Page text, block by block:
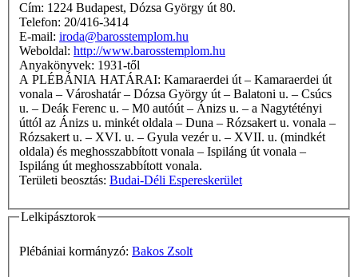
Cím: 1224 Budapest, Dózsa György út 80.
Telefon: 20/416-3414
E-mail: iroda@barosstemplom.hu
Weboldal: http://www.barosstemplom.hu
Anyakönyvek: 1931-től
A PLÉBÁNIA HATÁRAI: Kamaraerdei út – Kamaraerdei út
vonala – Városhatár – Dózsa György út – Balatoni u. – Csúcs
u. – Deák Ferenc u. – M0 autóút – Ánizs u. – a Nagytétényi
úttól az Ánizs u. minkét oldala – Duna – Rózsakert u. vonala –
Rózsakert u. – XVI. u. – Gyula vezér u. – XVII. u. (mindkét
oldala) és meghosszabbított vonala – Ispiláng út vonala –
Ispiláng út meghosszabbított vonala.
Területi beosztás: Budai-Déli Espereskerület
Lelkipásztorok
Plébániai kormányzó: Bakos Zsolt